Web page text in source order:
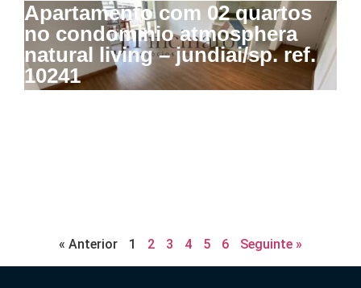
Apartamento com 02 quartos
no condominio atmosphera
natural living – jundiai/sp. ref.
10241
« Anterior 1 2 3 4 5 6 Seguinte »